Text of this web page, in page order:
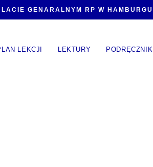
GENARALNYM RP W HAMBURGU
LEKCJI LEKTURY PODRĘCZNIKI